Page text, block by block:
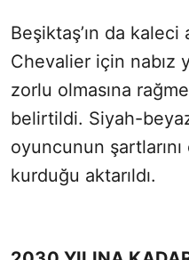
Beşiktaş’ın da kaleci
Chevalier için nabız
zorlu olmasına
belirtildi. Siyah-
oyuncunun
kurduğu aktarıldı.